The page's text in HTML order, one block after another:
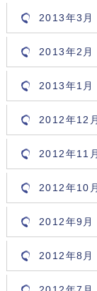
2013年3月
2013年2月
2013年1月
2012年12
2012年11
2012年10
2012年9月
2012年8月